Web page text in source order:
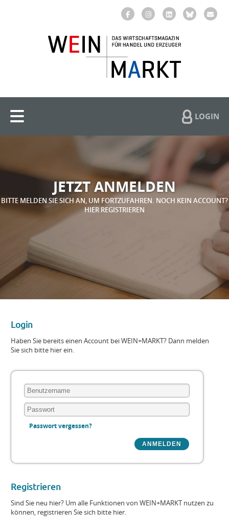
LOGIN
JETZT ANMELDEN
BITTE MELDEN SIE SICH AN, UM FORTZUFAHREN. NOCH KEIN ACCOUNT?
HIER REGISTRIEREN
Login
Haben Sie bereits einen Account bei WEIN+MARKT? Dann melden
Sie sich bitte hier ein.
Passwort vergessen?
Registrieren
Sind Sie neu hier? Um alle Funktionen von WEIN+MARKT nutzen zu
können, registrieren Sie sich bitte hier.